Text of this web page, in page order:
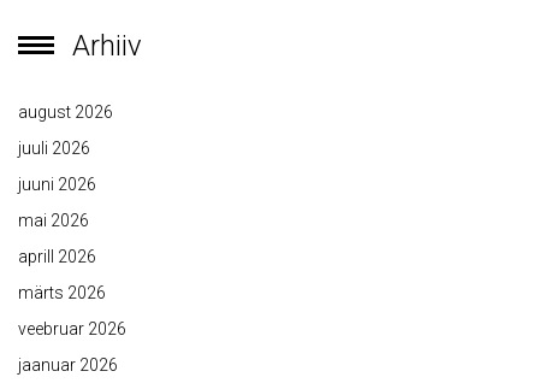
Arhiiv
august 2026
juuli 2026
juuni 2026
mai 2026
aprill 2026
märts 2026
veebruar 2026
jaanuar 2026